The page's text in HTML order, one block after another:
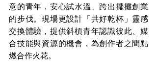
意的青年，安心試水溫、跨出擺攤創業
的步伐。現場更設計「共好乾杯」靈感
交換體驗，提供斜槓青年認識彼此、媒
合技能與資源的機會，為創作者之間點
燃合作火花。